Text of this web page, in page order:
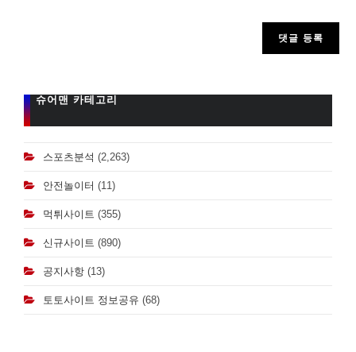
슈어맨 카테고리
스포츠분석 (2,263)
안전놀이터 (11)
먹튀사이트 (355)
신규사이트 (890)
공지사항 (13)
토토사이트 정보공유 (68)